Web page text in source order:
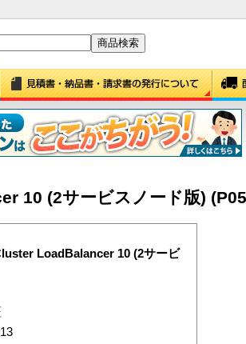
10 (2サービスノード版)
LoadBalancer 10 (2サービ